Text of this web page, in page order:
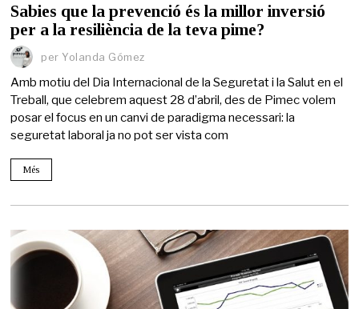
Sabies que la prevenció és la millor inversió
per a la resiliència de la teva pime?
per Yolanda Gómez
Amb motiu del Dia Internacional de la Seguretat i la Salut en el
Treball, que celebrem aquest 28 d’abril, des de Pimec volem
posar el focus en un canvi de paradigma necessari: la
seguretat laboral ja no pot ser vista com
Més